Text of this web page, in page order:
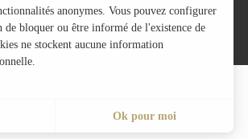
anonymes. Vous pouvez configurer
de bloquer ou être informé de l'existence de
ne stockent aucune information
Ok pour moi